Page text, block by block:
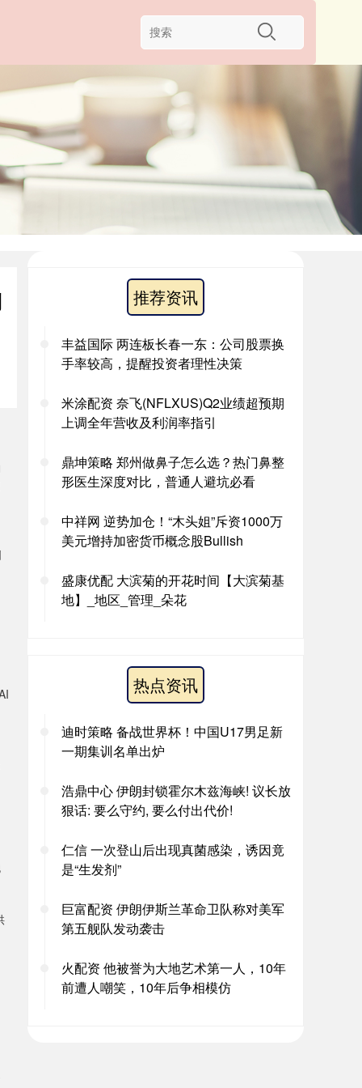
推荐资讯
丰益国际 两连板长春一东：公司股票换
手率较高，提醒投资者理性决策
米涂配资 奈飞(NFLXUS)Q2业绩超预期
上调全年营收及利润率指引
鼎坤策略 郑州做鼻子怎么选？热门鼻整
形医生深度对比，普通人避坑必看
中祥网 逆势加仓！“木头姐”斥资1000万
美元增持加密货币概念股Bullish
盛康优配 大滨菊的开花时间【大滨菊基
地】_地区_管理_朵花
热点资讯
迪时策略 备战世界杯！中国U17男足新
一期集训名单出炉
浩鼎中心 伊朗封锁霍尔木兹海峡! 议长放
狠话: 要么守约, 要么付出代价!
仁信 一次登山后出现真菌感染，诱因竟
是“生发剂”
巨富配资 伊朗伊斯兰革命卫队称对美军
第五舰队发动袭击
火配资 他被誉为大地艺术第一人，10年
前遭人嘲笑，10年后争相模仿